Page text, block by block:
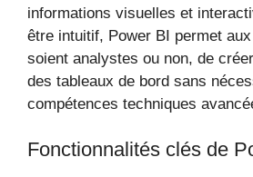
informations visuelles et
être intuitif, Power BI permet
soient analystes ou non, de
des tableaux de bord sans
compétences techniques
Fonctionnalités clés de